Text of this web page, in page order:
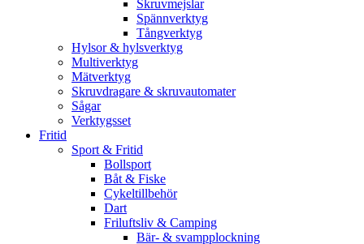
Skruvmejslar
Spännverktyg
Tångverktyg
Hylsor & hylsverktyg
Multiverktyg
Mätverktyg
Skruvdragare & skruvautomater
Sågar
Verktygsset
Fritid
Sport & Fritid
Bollsport
Båt & Fiske
Cykeltillbehör
Dart
Friluftsliv & Camping
Bär- & svampplockning